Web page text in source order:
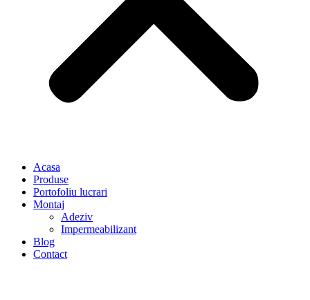
Acasa
Produse
Portofoliu lucrari
Montaj
Adeziv
Impermeabilizant
Blog
Contact